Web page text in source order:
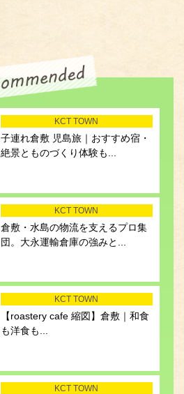
KCT TOWN
子連れ倉敷 児島旅｜おすすめ宿・
絶景とものづくり体験も...
KCT TOWN
倉敷・水島の物流を支えるプロ集
団。大永運輸倉庫の強みと...
KCT TOWN
【roastery cafe 縮図】倉敷｜和食
も洋食も...
KCT TOWN